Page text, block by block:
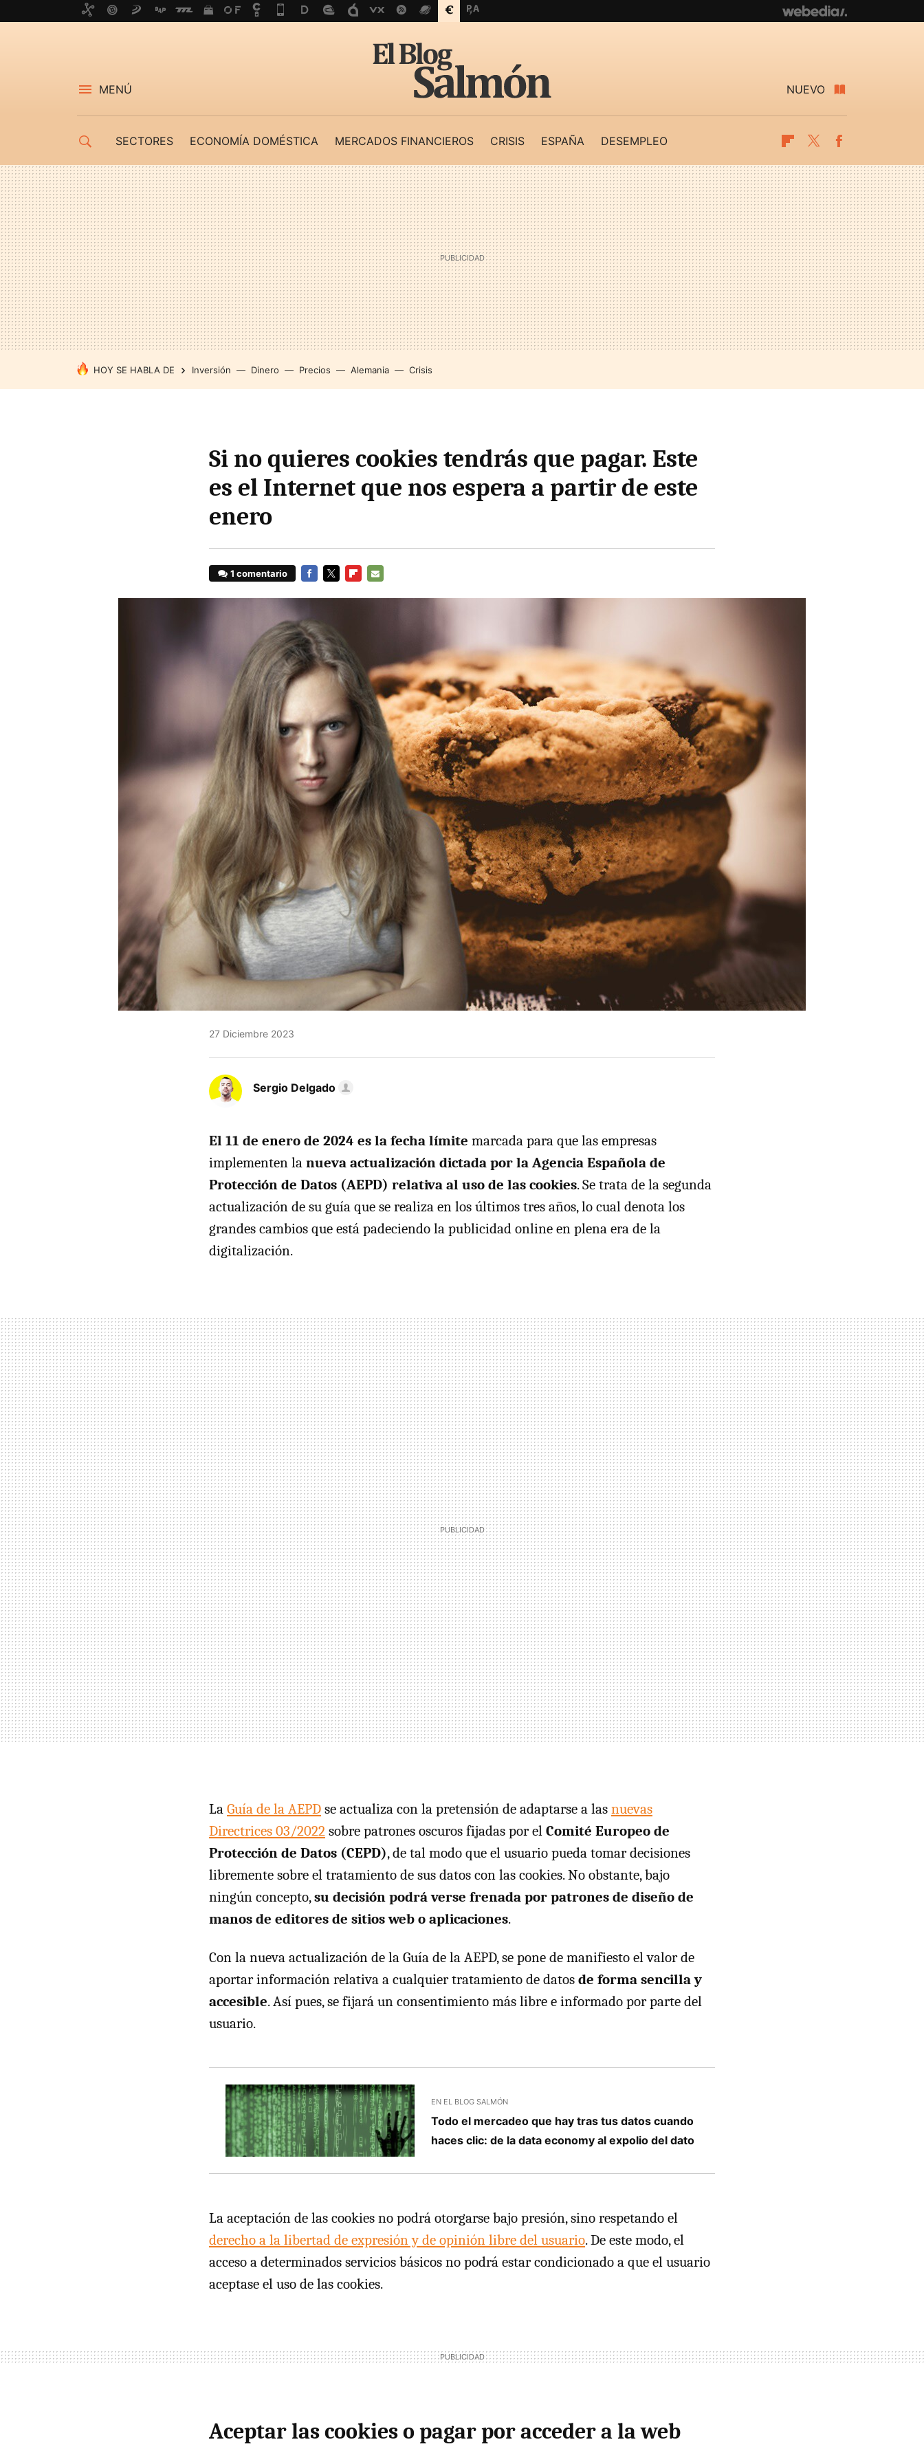
MENÚ NUEVO
SECTORES ECONOMÍA DOMÉSTICA MERCADOS FINANCIEROS CRISIS ESPAÑA DESEMPLEO Flipboard
Twitter
HOY SE HABLA DE Inversión Dinero Precios Alemania Crisis
Si no quieres cookies tendrás que pagar. Este
es el Internet que nos espera a partir de este
enero
1 comentario
27 Diciembre 2023
Sergio Delgado
El 11 de enero de 2024 es la fecha límite marcada para que las empresas
implementen la nueva actualización dictada por la Agencia Española de
Protección de Datos (AEPD) relativa al uso de las cookies. Se trata de la segunda
actualización de su guía que se realiza en los últimos tres años, lo cual denota los
grandes cambios que está padeciendo la publicidad online en plena era de la
digitalización.
La Guía de la AEPD se actualiza con la pretensión de adaptarse a las nuevas
Directrices 03/2022 sobre patrones oscuros fijadas por el Comité Europeo de
Protección de Datos (CEPD), de tal modo que el usuario pueda tomar decisiones
libremente sobre el tratamiento de sus datos con las cookies. No obstante, bajo
ningún concepto,su decisión podrá verse frenada por patrones de diseño de
manos de editores de sitios web o aplicaciones.
Con la nueva actualización de la Guía de la AEPD, se pone de manifiesto el valor de
aportar información relativa a cualquier tratamiento de datos de forma sencilla y
accesible. Así pues, se fijará un consentimiento más libre e informado por parte del
usuario.
EN EL BLOG SALMÓN
Todo el mercadeo que hay tras tus datos cuando
haces clic: de la data economy al expolio del dato
La aceptación de las cookies no podrá otorgarse bajo presión, sino respetando el
derecho a la libertad de expresión y de opinión libre del usuario. De este modo, el
acceso a determinados servicios básicos no podrá estar condicionado a que el usuario
aceptase el uso de las cookies.
Aceptar las cookies o pagar por acceder a la web